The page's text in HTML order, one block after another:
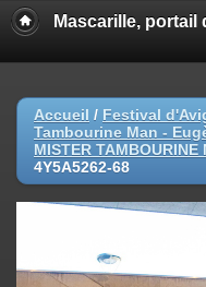
Mascarille,
Accueil / Festival
Tambourine Man -
MISTER
4Y5A5262-68